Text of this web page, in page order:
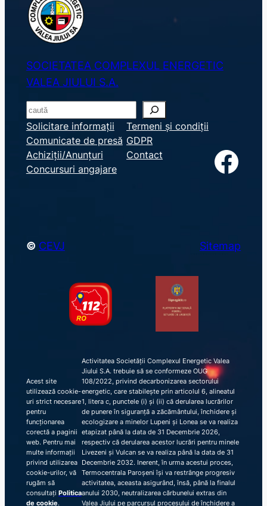
SOCIETATEA COMPLEXUL ENERGETIC
VALEA JIULUI S.A.
S
e
a
r
c
Solicitare informații
Comunicate de presă
Achiziții/Anunțuri
Concursuri angajare
Termeni și condiții
GDPR
Contact
Facebook
© CEVJ Sitemap
Acest site
utilizează cookie-
uri strict necesare
pentru
funcționarea
corectă a paginii
web. Pentru mai
multe informații
privind utilizarea
cookie-urilor, vă
rugăm să
consultați Politica
de cookie.
Activitatea Societății Complexul Energetic Valea
Jiului S.A. trebuie să se conformeze OUG
108/2022, privind decarbonizarea sectorului
energetic, care stabilește prin articolul 6, alineatul
1, litera c, punctele (i) și (ii) că derularea lucrărilor
de punere în siguranță a zăcământului, închidere și
ecologizare a minelor Lupeni și Lonea se va realiza
etapizat până la data de 31 Decembrie 2026,
respectiv că derularea acestor lucrări pentru minele
Livezeni și Vulcan se va realiza până la data de 31
Decembrie 2032. Inerent, în urma acestui proces,
Termocentrala Paroșeni își va restrânge progresiv
activitatea, aceasta asigurând, însă, până la finalul
anului 2030, neutralizarea cărbunelui extras din
Valea Jiului pe parcursul procesului de închidere a